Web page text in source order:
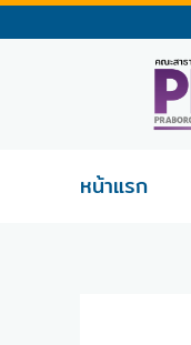
Skip
to
หน้าแรก